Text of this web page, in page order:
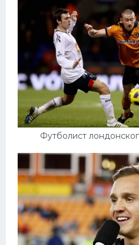
Футболист